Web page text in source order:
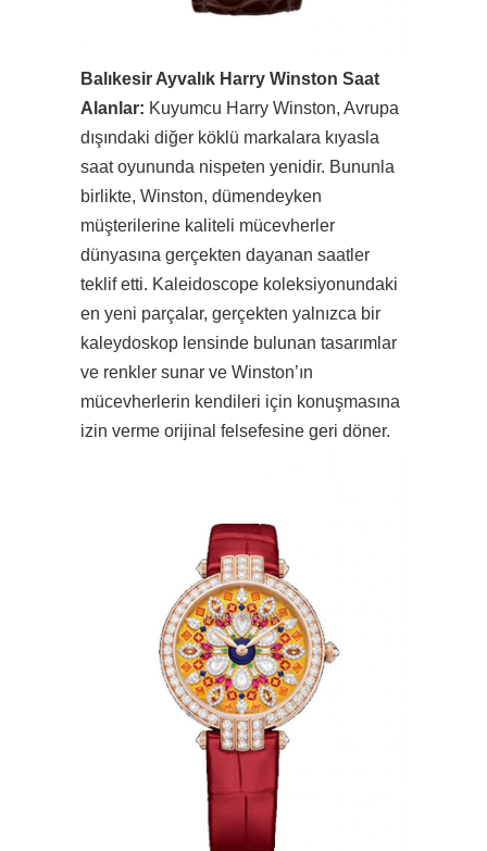
Balıkesir Ayvalık Harry Winston Saat
Alanlar: Kuyumcu Harry Winston, Avrupa
dışındaki diğer köklü markalara kıyasla
saat oyununda nispeten yenidir. Bununla
birlikte, Winston, dümendeyken
müşterilerine kaliteli mücevherler
dünyasına gerçekten dayanan saatler
teklif etti. Kaleidoscope koleksiyonundaki
en yeni parçalar, gerçekten yalnızca bir
kaleydoskop lensinde bulunan tasarımlar
ve renkler sunar ve Winston’ın
mücevherlerin kendileri için konuşmasına
izin verme orijinal felsefesine geri döner.